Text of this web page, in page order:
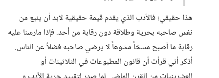
هذا حقيقي؛ فالأدب الذي يقدم قيمة حقيقية لابد أن ينبع من
نفس صاحبه بحرية وطلاقة دون رقابة من أحد. فإذا مارسنا عليه
رقابة ما أصبح مسخاً مشوهاً لا يرضي صاحبه فضلاً عن الناس.
أذكر أني قرأت أن قانون المطبوعات في الثلاثينات أو